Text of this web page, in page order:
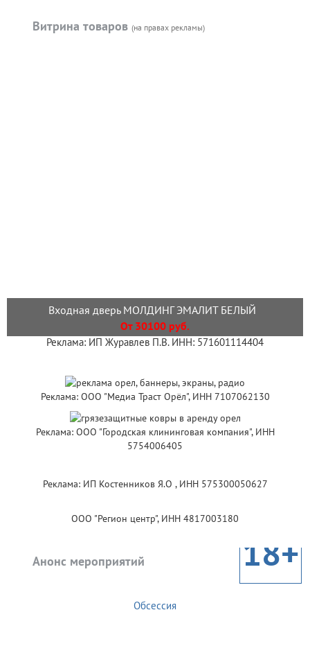
Витрина товаров (на правах рекламы)
Входная дверь МОЛДИНГ ЭМАЛИТ БЕЛЫЙ
От 30100 руб.
Реклама: ИП Журавлев П.В. ИНН: 571601114404
Реклама: ООО "Медиа Траст Орёл", ИНН 7107062130
Реклама: ООО "Городская клининговая компания", ИНН
5754006405
Реклама: ИП Костенников Я.О , ИНН 575300050627
ООО "Регион центр", ИНН 4817003180
Анонс мероприятий 18+
Обсессия